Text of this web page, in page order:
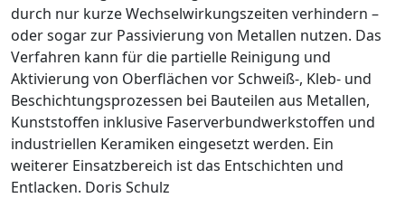
durch nur kurze Wechselwirkungszeiten verhindern –
oder sogar zur Passivierung von Metallen nutzen. Das
Verfahren kann für die partielle Reinigung und
Aktivierung von Oberflächen vor Schweiß-, Kleb- und
Beschichtungsprozessen bei Bauteilen aus Metallen,
Kunststoffen inklusive Faserverbundwerkstoffen und
industriellen Keramiken eingesetzt werden. Ein
weiterer Einsatzbereich ist das Entschichten und
Entlacken. Doris Schulz